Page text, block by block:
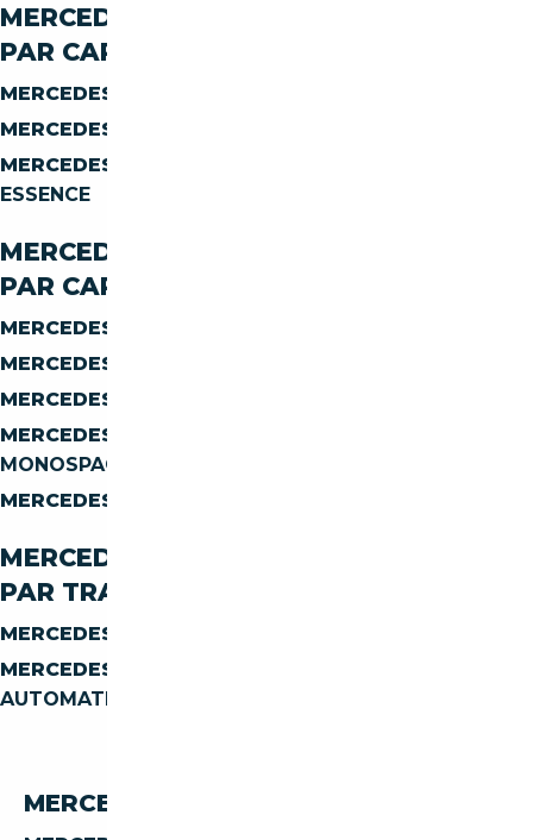
MERCEDES-BENZ CLASSE-B B-250
PAR CARBURANT
MERCEDES-BENZ CLASSE-B B-250
MERCEDES-BENZ CLASSE-B B-250
MERCEDES-BENZ CLASSE-B B-250
ESSENCE
MERCEDES-BENZ CLASSE-B B-250
PAR CARROSSERIE
MERCEDES-BENZ CLASSE-B B-250
MERCEDES-BENZ CLASSE-B B-250
MERCEDES-BENZ CLASSE-B B-250
MERCEDES-BENZ CLASSE-B B-250
MONOSPACE
MERCEDES-BENZ CLASSE-B B-250
MERCEDES-BENZ CLASSE-B B-250
PAR TRANSMISSION
MERCEDES-BENZ CLASSE-B B-250
MERCEDES-BENZ CLASSE-B B-250
AUTOMATIQUE
MERCEDES-BENZ B 250 PAR PRIX